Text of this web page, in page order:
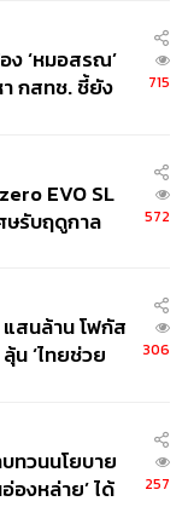
ง ‘หมอสรณ’
กสทช. ชี้ยัง
715
EVO SL
ษรับฤดูกาล
572
แสนล้าน โฟกัส
น ‘ไทยช่วย
306
ทวนนโยบาย
องหล่าย’ ได้
257